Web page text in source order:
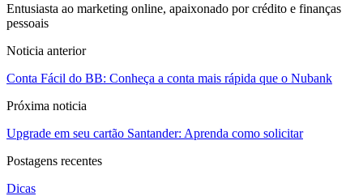
Entusiasta ao marketing online, apaixonado por crédito e finanças
pessoais
Noticia anterior
Conta Fácil do BB: Conheça a conta mais rápida que o Nubank
Próxima noticia
Upgrade em seu cartão Santander: Aprenda como solicitar
Postagens recentes
Dicas